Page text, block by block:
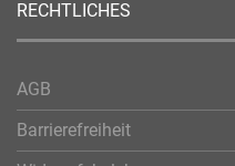
RECHTLICHES
AGB
Barrierefreiheit